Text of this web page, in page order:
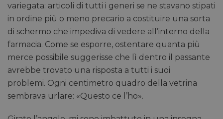
variegata: articoli di tutti i generi se ne stavano stipati
in ordine più o meno precario a costituire una sorta
di schermo che impediva di vedere all’interno della
farmacia. Come se esporre, ostentare quanta più
merce possibile suggerisse che lì dentro il passante
avrebbe trovato una risposta a tutti i suoi
problemi. Ogni centimetro quadro della vetrina
sembrava urlare: «Questo ce l’ho».